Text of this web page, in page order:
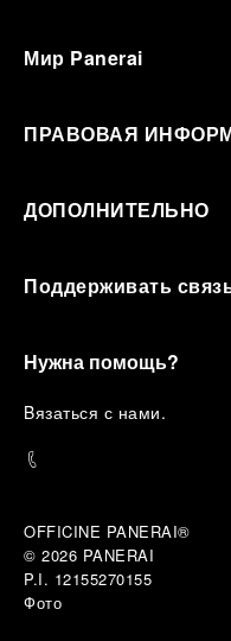
Мир Panerai
ПРАВОВАЯ
ДОПОЛНИТЕЛЬНО
Поддерживать
Нужна помощь?
Bязаться с нами.
OFFICINE PANERAI®
© 2026 PANERAI
P.I. 12155270155
Фото